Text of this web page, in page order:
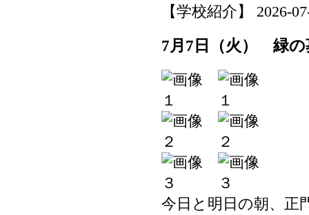
【学校紹介】 2026-
7月7日（火） 緑の
今日と明日の朝、正